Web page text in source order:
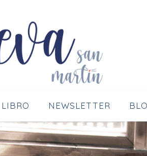
A TU GATO Y A
NEWSLETTER